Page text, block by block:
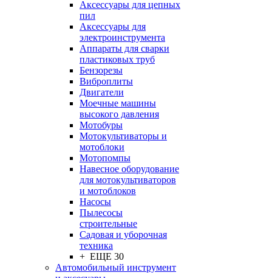
Аксессуары для цепных
пил
Аксессуары для
электроинструмента
Аппараты для сварки
пластиковых труб
Бензорезы
Виброплиты
Двигатели
Моечные машины
высокого давления
Мотобуры
Мотокультиваторы и
мотоблоки
Мотопомпы
Навесное оборудование
для мотокультиваторов
и мотоблоков
Насосы
Пылесосы
строительные
Садовая и уборочная
техника
+ ЕЩЕ 30
Автомобильный инструмент